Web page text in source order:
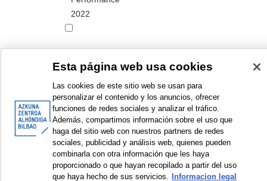
2022
Items sorted by: 1 to 10 of 11
© Azkuna Zentroa - Alhóndiga Bilbao
Esta página web usa cookies
Las cookies de este sitio web se usan para
personalizar el contenido y los anuncios, ofrecer
funciones de redes sociales y analizar el tráfico.
Además, compartimos información sobre el uso que
haga del sitio web con nuestros partners de redes
sociales, publicidad y análisis web, quienes pueden
combinarla con otra información que les haya
proporcionado o que hayan recopilado a partir del uso
que haya hecho de sus servicios.
Informacion legal